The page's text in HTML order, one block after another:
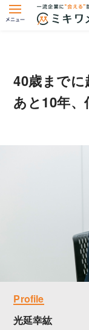
40歳までに
あと10年、
Profile
光延幸紘